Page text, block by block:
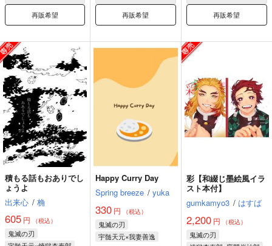
再販希望 再販希望 再販希望
積もる話もおありでし
ょうよ
出来心 / 桷
605 円 （税込）
鬼滅の刃
Happy Curry Day
Spring breeze / yuka
330 円 （税込）
鬼滅の刃
宇髄天元×我妻善逸
彩【和綴じ墨絵風イラ
スト本付】
gumkamyo3 / はすば
2,200円 （税込）
鬼滅の刃